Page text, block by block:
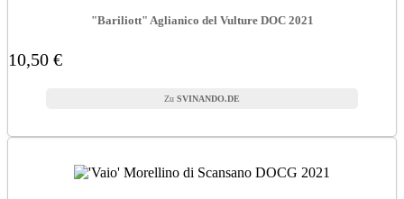
"Bariliott" Aglianico del Vulture DOC 2021
10,50 €
SVINANDO.DE